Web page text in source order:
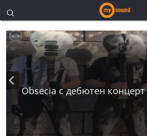
Obsecia с дебютен концерт